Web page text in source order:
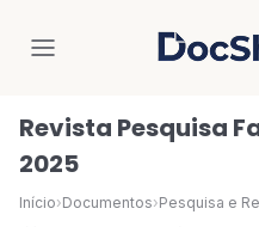
Revista Pesquisa
2025
Início›Documentos›Pesquisa e